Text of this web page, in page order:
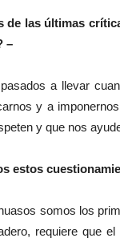
de las últimas
–
a llevar
y a
y que nos
estos
somos los
requiere que